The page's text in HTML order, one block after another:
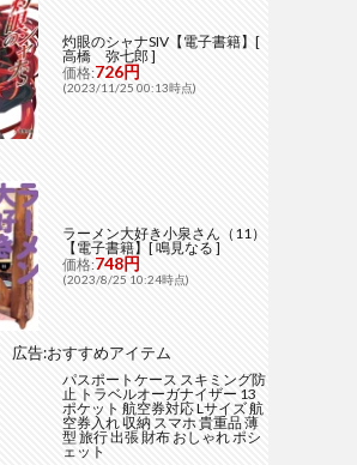
灼眼のシャナSIV【電子書籍】[
高橋 弥七郎 ]
価格:726円
(2023/11/25 00:13時点)
ラーメン大好き小泉さん（11）
【電子書籍】[ 鳴見なる ]
価格:748円
(2023/8/25 10:24時点)
広告:おすすめアイテム
パスポートケース スキミング防
止 トラベルオーガナイザー 13
ポケット 航空券対応 Lサイズ 航
空券入れ 収納 スマホ 貴重品 薄
型 旅行 出張 財布 おしゃれ ポシ
ェット